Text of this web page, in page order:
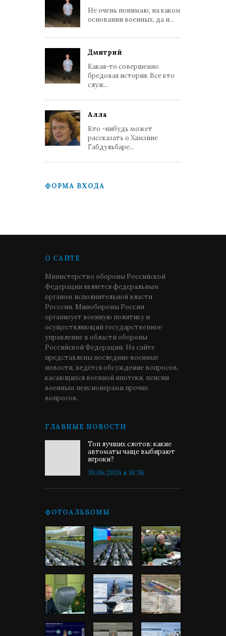
Не очень понимаю, на каком
основании военных, да и...
Дмитрий
Какая-то совершенно
бредовая история. Все кто
служ...
Алла
Кто -нибудь может
рассказать о Хамзине
Габдульбаре...
ФОРМА ВХОДА
О САЙТЕ
Министерство обороны Российской
Федерации является федеральным
органом исполнительной власти
Росссии. Минобороны России
организует военную политику и
осуществляющий государственное
управление в области обороны
Российской Федерации. На сайте
представлены последние военные
новости, ведётся обсуждение вопросов,
касающихся военной ипотеки, пенсии
военным пенсионерами прочих
вопросов.
ГЛАВНЫЕ НОВОСТИ
Топ лучших слотов: какие
автоматы чаще выбирают
игроки?
30.06.2026 в 16:36
ФОТОАЛЬБОМЫ